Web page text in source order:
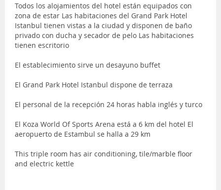
Todos los alojamientos del hotel están equipados con
zona de estar Las habitaciones del Grand Park Hotel
Istanbul tienen vistas a la ciudad y disponen de baño
privado con ducha y secador de pelo Las habitaciones
tienen escritorio
El establecimiento sirve un desayuno buffet
El Grand Park Hotel Istanbul dispone de terraza
El personal de la recepción 24 horas habla inglés y turco
El Koza World Of Sports Arena está a 6 km del hotel El
aeropuerto de Estambul se halla a 29 km
This triple room has air conditioning, tile/marble floor
and electric kettle